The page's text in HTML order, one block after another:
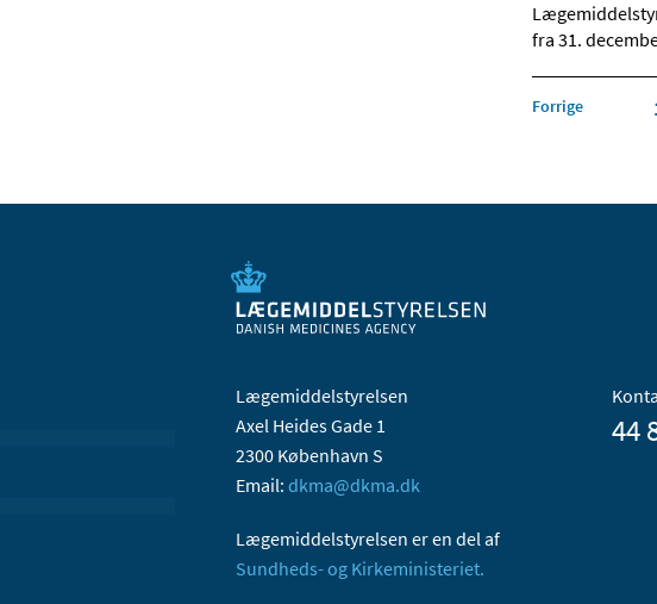
fra 31.
Forrige
Lægemiddelstyrelsen
Axel Heides Gade 1
2300 København S
Email: dkma@dkma.dk
Lægemiddelstyrelsen er en del af
Sundheds- og Kirkeministeriet.
44